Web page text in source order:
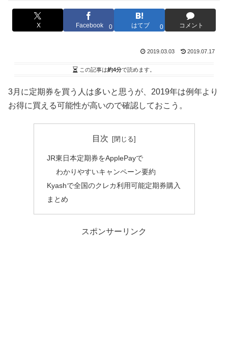
X Facebook 0 はてブ 0 コメント
2019.03.03 2019.07.17
この記事は約4分で読めます。
3月に定期券を買う人は多いと思うが、2019年は例年より
お得に買える可能性が高いので確認しておこう。
目次
JR東日本定期券をApplePayで
わかりやすいキャンペーン要約
Kyashで全国のクレカ利用可能定期券購入
まとめ
スポンサーリンク